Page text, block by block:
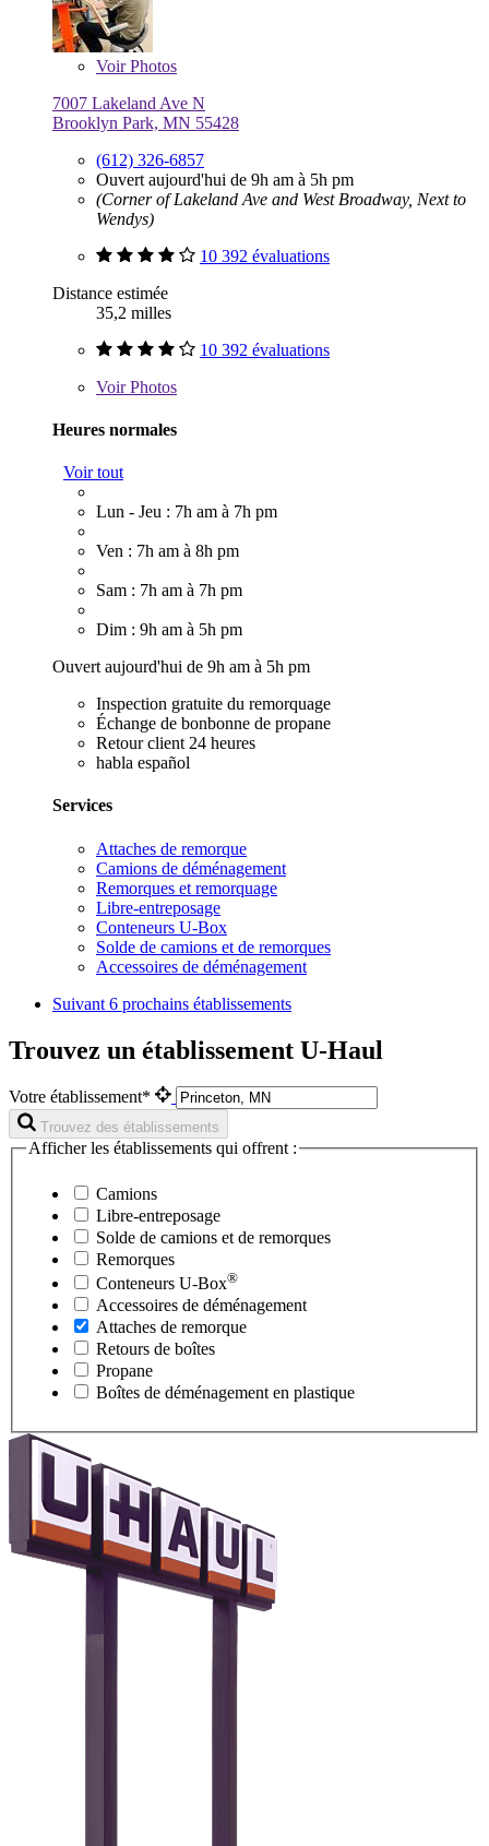
VoirPhotos
7007 Lakeland Ave N
Brooklyn Park, MN 55428
(612) 326-6857
Ouvert aujourd'hui de 9h am à 5h pm
(Corner of Lakeland Ave and West Broadway, Next to
Wendys)
10 392 évaluations
Distance estimée
35,2 milles
10 392 évaluations
VoirPhotos
Heures normales
Voir tout
Lun - Jeu : 7h am à 7h pm
Ven : 7h am à 8h pm
Sam : 7h am à 7h pm
Dim : 9h am à 5h pm
Ouvert aujourd'hui de 9h am à 5h pm
Inspection gratuite du remorquage
Échange de bonbonne de propane
Retour client 24 heures
habla español
Services
Attaches de remorque
Camions de déménagement
Remorques et remorquage
Libre-entreposage
Conteneurs U-Box
Solde de camions et de remorques
Accessoires de déménagement
Suivant 6 prochains établissements
Trouvez un établissement U-Haul
Votre établissement*
Trouvez des établissements
Afficher les établissements qui offrent :
Camions
Libre-entreposage
Solde de camions et de remorques
Remorques
Conteneurs U-Box®
Accessoires de déménagement
Attaches de remorque
Retours de boîtes
Propane
Boîtes de déménagement en plastique